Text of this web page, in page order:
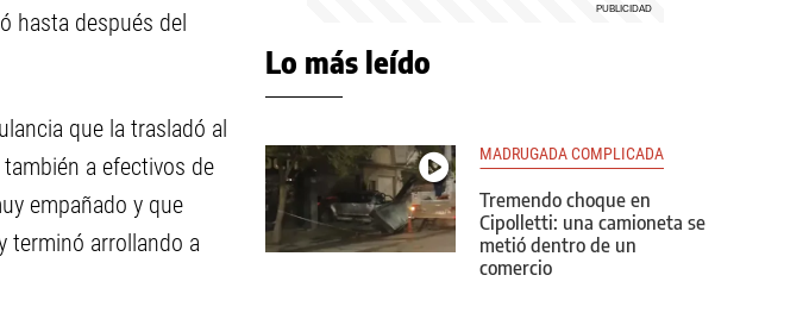
hasta después del
que la trasladó al
a efectivos de
empañado y que
terminó arrollando a
Lo más leído
MADRUGADA COMPLICADA
Tremendo choque en
Cipolletti: una camioneta se
metió dentro de un
comercio